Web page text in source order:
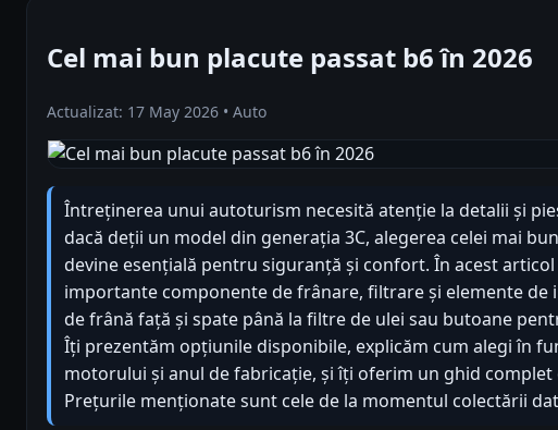
Cel mai bun placute passat b6 în 2026
Actualizat: 17 May 2026 • Auto
Întreținerea unui autoturism necesită atenție la detalii și
dacă deții un model din generația 3C, alegerea celei mai
devine esențială pentru siguranță și confort. În acest
importante componente de frânare, filtrare și elemente de
de frână față și spate până la filtre de ulei sau butoane
Îți prezentăm opțiunile disponibile, explicăm cum alegi în
motorului și anul de fabricație, și îți oferim un ghid complet
Prețurile menționate sunt cele de la momentul colectării